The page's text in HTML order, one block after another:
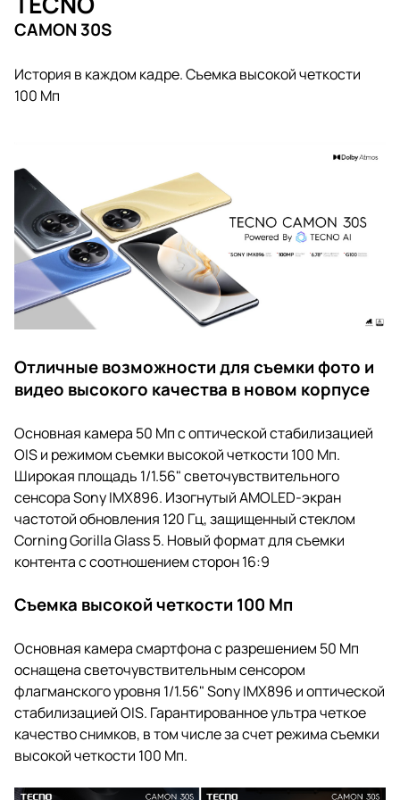
CAMON 30S
История в каждом кадре. Съемка высокой четкости
100 Мп
Отличные возможности для съемки фото и
видео высокого качества в новом корпусе
Основная камера 50 Мп с оптической стабилизацией
OIS и режимом съемки высокой четкости 100 Мп.
Широкая площадь 1/1.56" светочувствительного
сенсора Sony IMX896. Изогнутый AMOLED-экран
частотой обновления 120 Гц, защищенный стеклом
Corning Gorilla Glass 5. Новый формат для съемки
контента с соотношением сторон 16:9
Съемка высокой четкости 100 Мп
Основная камера смартфона с разрешением 50 Мп
оснащена светочувствительным сенсором
флагманского уровня 1/1.56" Sony IMX896 и оптической
стабилизацией OIS. Гарантированное ультра четкое
качество снимков, в том числе за счет режима съемки
высокой четкости 100 Мп.